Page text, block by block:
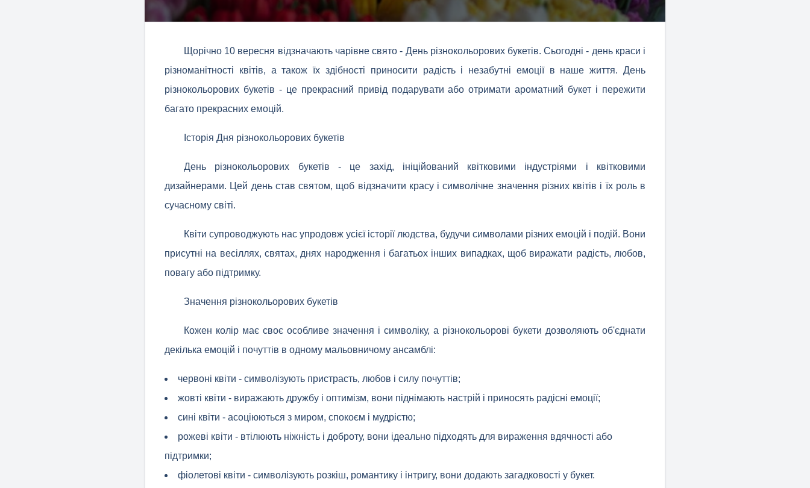
Щорічно 10 вересня відзначають чарівне свято - День різнокольорових букетів. Сьогодні - день краси і
різноманітності квітів, а також їх здібності приносити радість і незабутні емоції в наше життя. День
різнокольорових букетів - це прекрасний привід подарувати або отримати ароматний букет і пережити
багато прекрасних емоцій.
Історія Дня різнокольорових букетів
День різнокольорових букетів - це захід, ініційований квітковими індустріями і квітковими
дизайнерами. Цей день став святом, щоб відзначити красу і символічне значення різних квітів і їх роль в
сучасному світі.
Квіти супроводжують нас упродовж усієї історії людства, будучи символами різних емоцій і подій. Вони
присутні на весіллях, святах, днях народження і багатьох інших випадках, щоб виражати радість, любов,
повагу або підтримку.
Значення різнокольорових букетів
Кожен колір має своє особливе значення і символіку, а різнокольорові букети дозволяють об'єднати
декілька емоцій і почуттів в одному мальовничому ансамблі:
червоні квіти - символізують пристрасть, любов і силу почуттів;
жовті квіти - виражають дружбу і оптимізм, вони піднімають настрій і приносять радісні емоції;
сині квіти - асоціюються з миром, спокоєм і мудрістю;
рожеві квіти - втілюють ніжність і доброту, вони ідеально підходять для вираження вдячності або
підтримки;
фіолетові квіти - символізують розкіш, романтику і інтригу, вони додають загадковості у букет.